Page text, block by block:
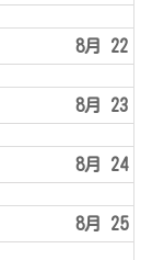
8月 22
8月 23
8月 24
8月 25